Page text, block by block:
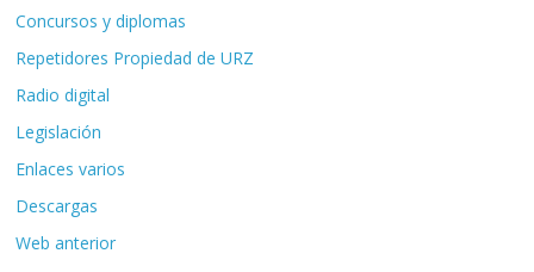
Concursos y diplomas
Repetidores Propiedad de URZ
Radio digital
Legislación
Enlaces varios
Descargas
Web anterior